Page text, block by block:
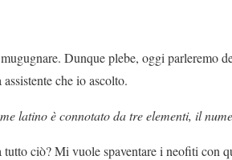
Dunque plebe, oggi parleremo
che io ascolto.
latino è connotato da tre elementi, il
ciò? Mi vuole spaventare i neofiti con